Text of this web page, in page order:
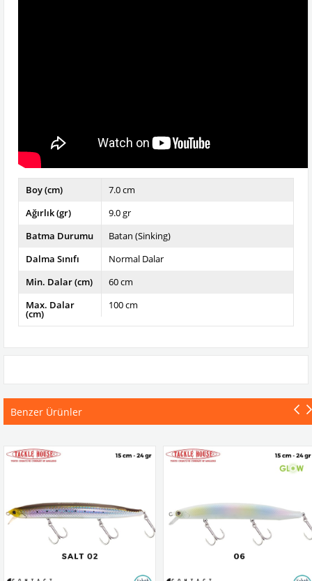
Boy (cm)
7.0 cm
Ağırlık (gr)
9.0 gr
Batma Durumu
Batan (Sinking)
Dalma Sınıfı
Normal Dalar
Min. Dalar (cm)
60 cm
Max. Dalar
(cm)
100 cm
Benzer Ürünler